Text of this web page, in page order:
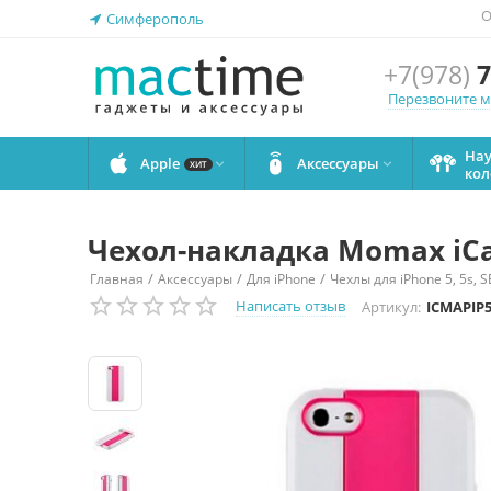
Симферополь
+7(978)
Перезвоните
Apple ХИТ  Аксессуары 
Чехол-накладка Momax
Главная / Аксессуары / Для iPhone / Чехлы для iPhone 5, 5s,
Написать отзыв Артикул: